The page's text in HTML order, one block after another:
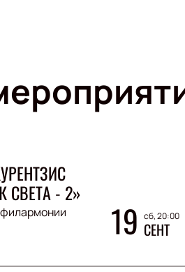
- 2»
19 сб, 20:00
СЕНТ